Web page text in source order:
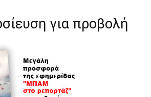
για προβολή